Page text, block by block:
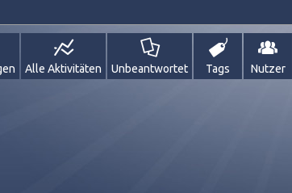
Alle Aktivitäten Unbeantwortet Tags Nutzer